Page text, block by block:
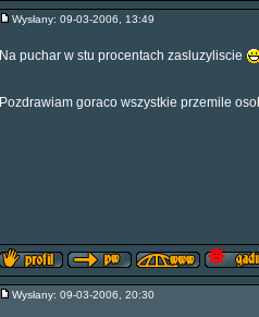
Wysłany: 09-03-2006, 13:49
Na puchar w stu procentach zasluzyliscie
Pozdrawiam goraco wszystkie przemile
Wysłany: 09-03-2006, 20:30